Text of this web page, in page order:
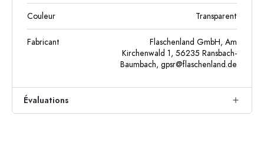
Couleur Transparent
Fabricant
Flaschenland GmbH, Am
Kirchenwald 1, 56235 Ransbach-
Baumbach, gpsr@flaschenland.de
Évaluations